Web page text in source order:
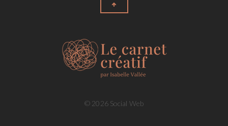
© 2026 Social Web